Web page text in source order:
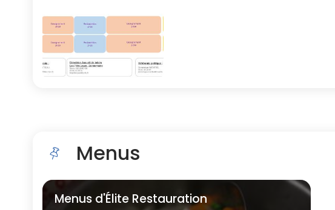
Menus
Menus d'Élite Restauration